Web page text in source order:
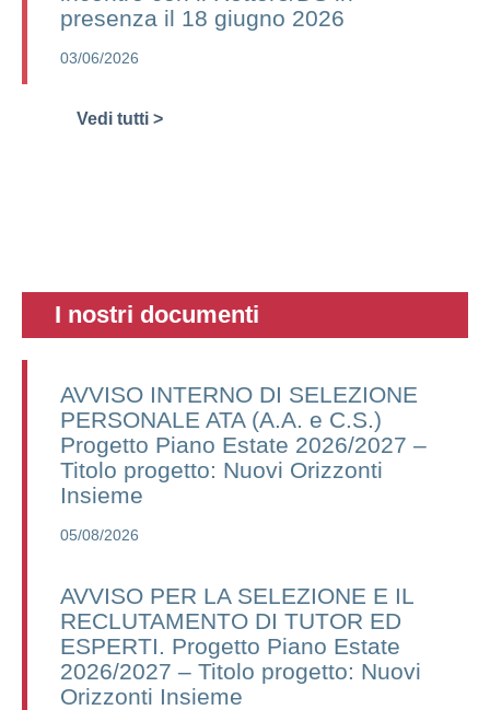
presenza il 18 giugno 2026
03/06/2026
Vedi tutti >
I nostri documenti
AVVISO INTERNO DI SELEZIONE
PERSONALE ATA (A.A. e C.S.)
Progetto Piano Estate 2026/2027 –
Titolo progetto: Nuovi Orizzonti
Insieme
05/08/2026
AVVISO PER LA SELEZIONE E IL
RECLUTAMENTO DI TUTOR ED
ESPERTI. Progetto Piano Estate
2026/2027 – Titolo progetto: Nuovi
Orizzonti Insieme